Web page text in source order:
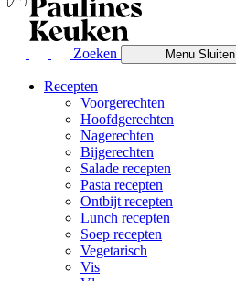
Zoeken MenuSluiten
Recepten
Voorgerechten
Hoofdgerechten
Nagerechten
Bijgerechten
Salade recepten
Pasta recepten
Ontbijt recepten
Lunch recepten
Soep recepten
Vegetarisch
Vis